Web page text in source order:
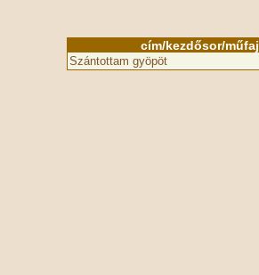
cím/kezdősor/műfaj
Szántottam gyöpöt